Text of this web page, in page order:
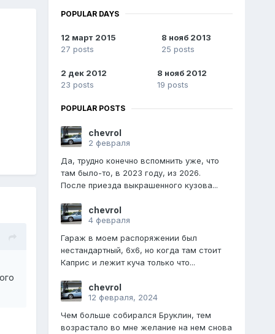
POPULAR DAYS
12 март 2015
27 posts
8 нояб 2013
25 posts
2 дек 2012
23 posts
8 нояб 2012
19 posts
POPULAR POSTS
chevrol
2 февраля
Да, трудно конечно вспомнить уже, что
там было-то, в 2023 году, из 2026.
После приезда выкрашенного кузова...
chevrol
4 февраля
Гараж в моем распоряжении был
нестандартный, 6х6, но когда там стоит
Каприс и лежит куча только что...
chevrol
12 февраля, 2024
Чем больше собирался Бруклин, тем
возрастало во мне желание на нем снова